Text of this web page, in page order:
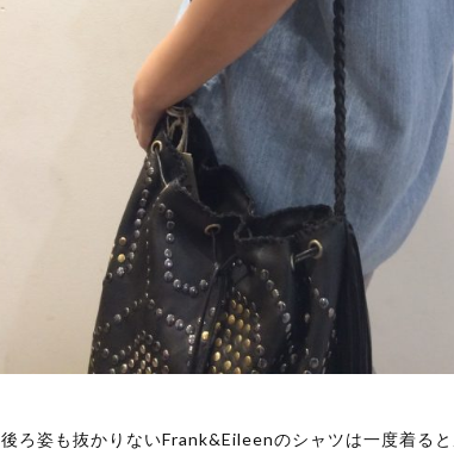
後ろ姿も抜かりないFrank&Eileenのシャツは一度着る